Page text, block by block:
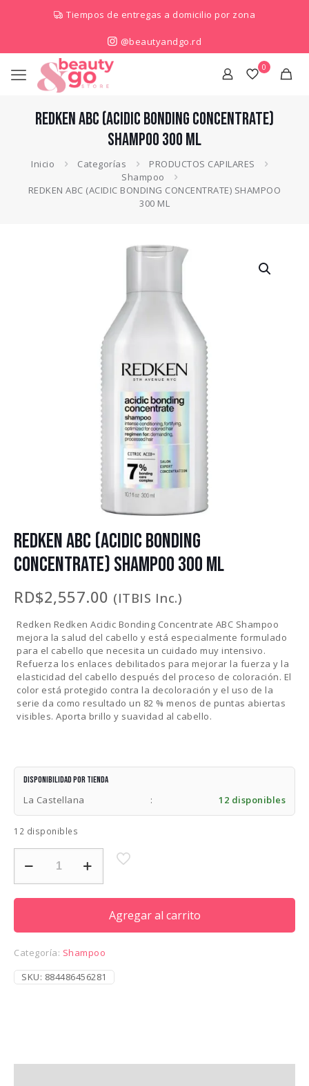
Tiempos de entregas a domicilio por zona
@beautyandgo.rd
0
REDKEN ABC (ACIDIC BONDING CONCENTRATE)
SHAMPOO 300 ML
Inicio Categorías
PRODUCTOS CAPILARES
Shampoo
REDKEN ABC (ACIDIC BONDING CONCENTRATE) SHAMPOO
300 ML
REDKEN ABC (ACIDIC BONDING
CONCENTRATE) SHAMPOO 300 ML
RD$2,557.00 (ITBIS Inc.)
Redken Redken Acidic Bonding Concentrate ABC Shampoo
mejora la salud del cabello y está especialmente formulado
para el cabello que necesita un cuidado muy intensivo.
Refuerza los enlaces debilitados para mejorar la fuerza y ​​la
elasticidad del cabello después del proceso de coloración. El
color está protegido contra la decoloración y el uso de la
serie da como resultado un 82 % menos de puntas abiertas
visibles. Aporta brillo y suavidad al cabello.
Disponibilidad por tienda
La Castellana : 12 disponibles
12 disponibles
ABC
300
cantidad
Agregar al carrito
Categoría: Shampoo
SKU: 884486456281